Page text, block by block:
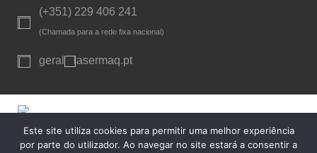
(+351) 229 406 241
(Chamada para a rede fixa nacional)
geral lasermaq.pt
Copyright © Lasermaq, Lda. Todos os direitos reservados. -
Este site utiliza cookies para permitir uma melhor experiência
por parte do utilizador. Ao navegar no site estará a consentir a